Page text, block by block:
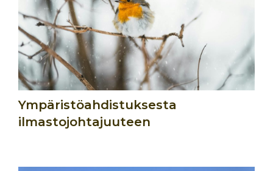
Ympäristöahdistuksesta
ilmastojohtajuuteen